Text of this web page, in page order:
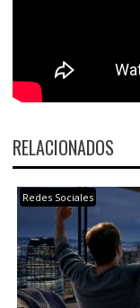
RELACIONADOS
Redes Sociales